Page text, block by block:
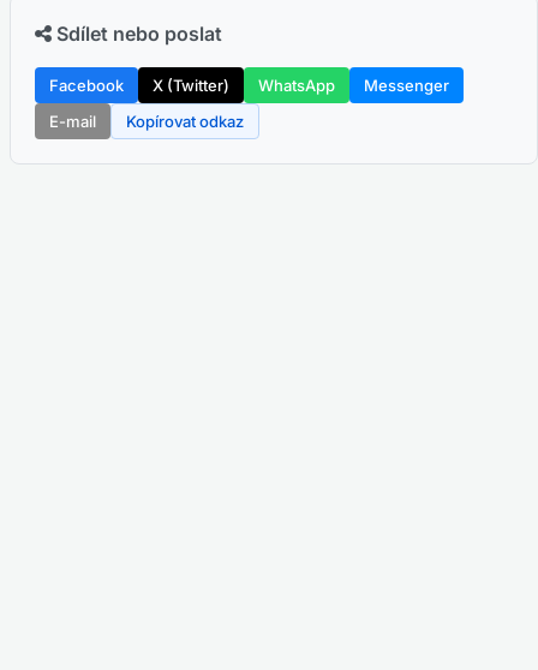
Sdílet nebo poslat
Facebook X (Twitter) WhatsApp
Messenger
E-mail
Kopírovat odkaz